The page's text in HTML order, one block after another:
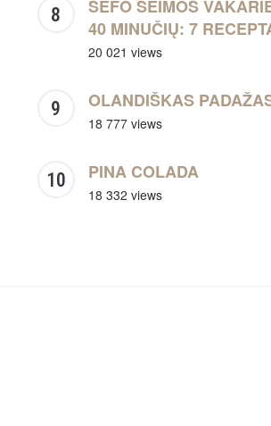
ŠEFO ŠEIMOS
40 MINUČIŲ: 7
20 021 views
OLANDIŠKAS
18 777 views
PINA COLADA
18 332 views